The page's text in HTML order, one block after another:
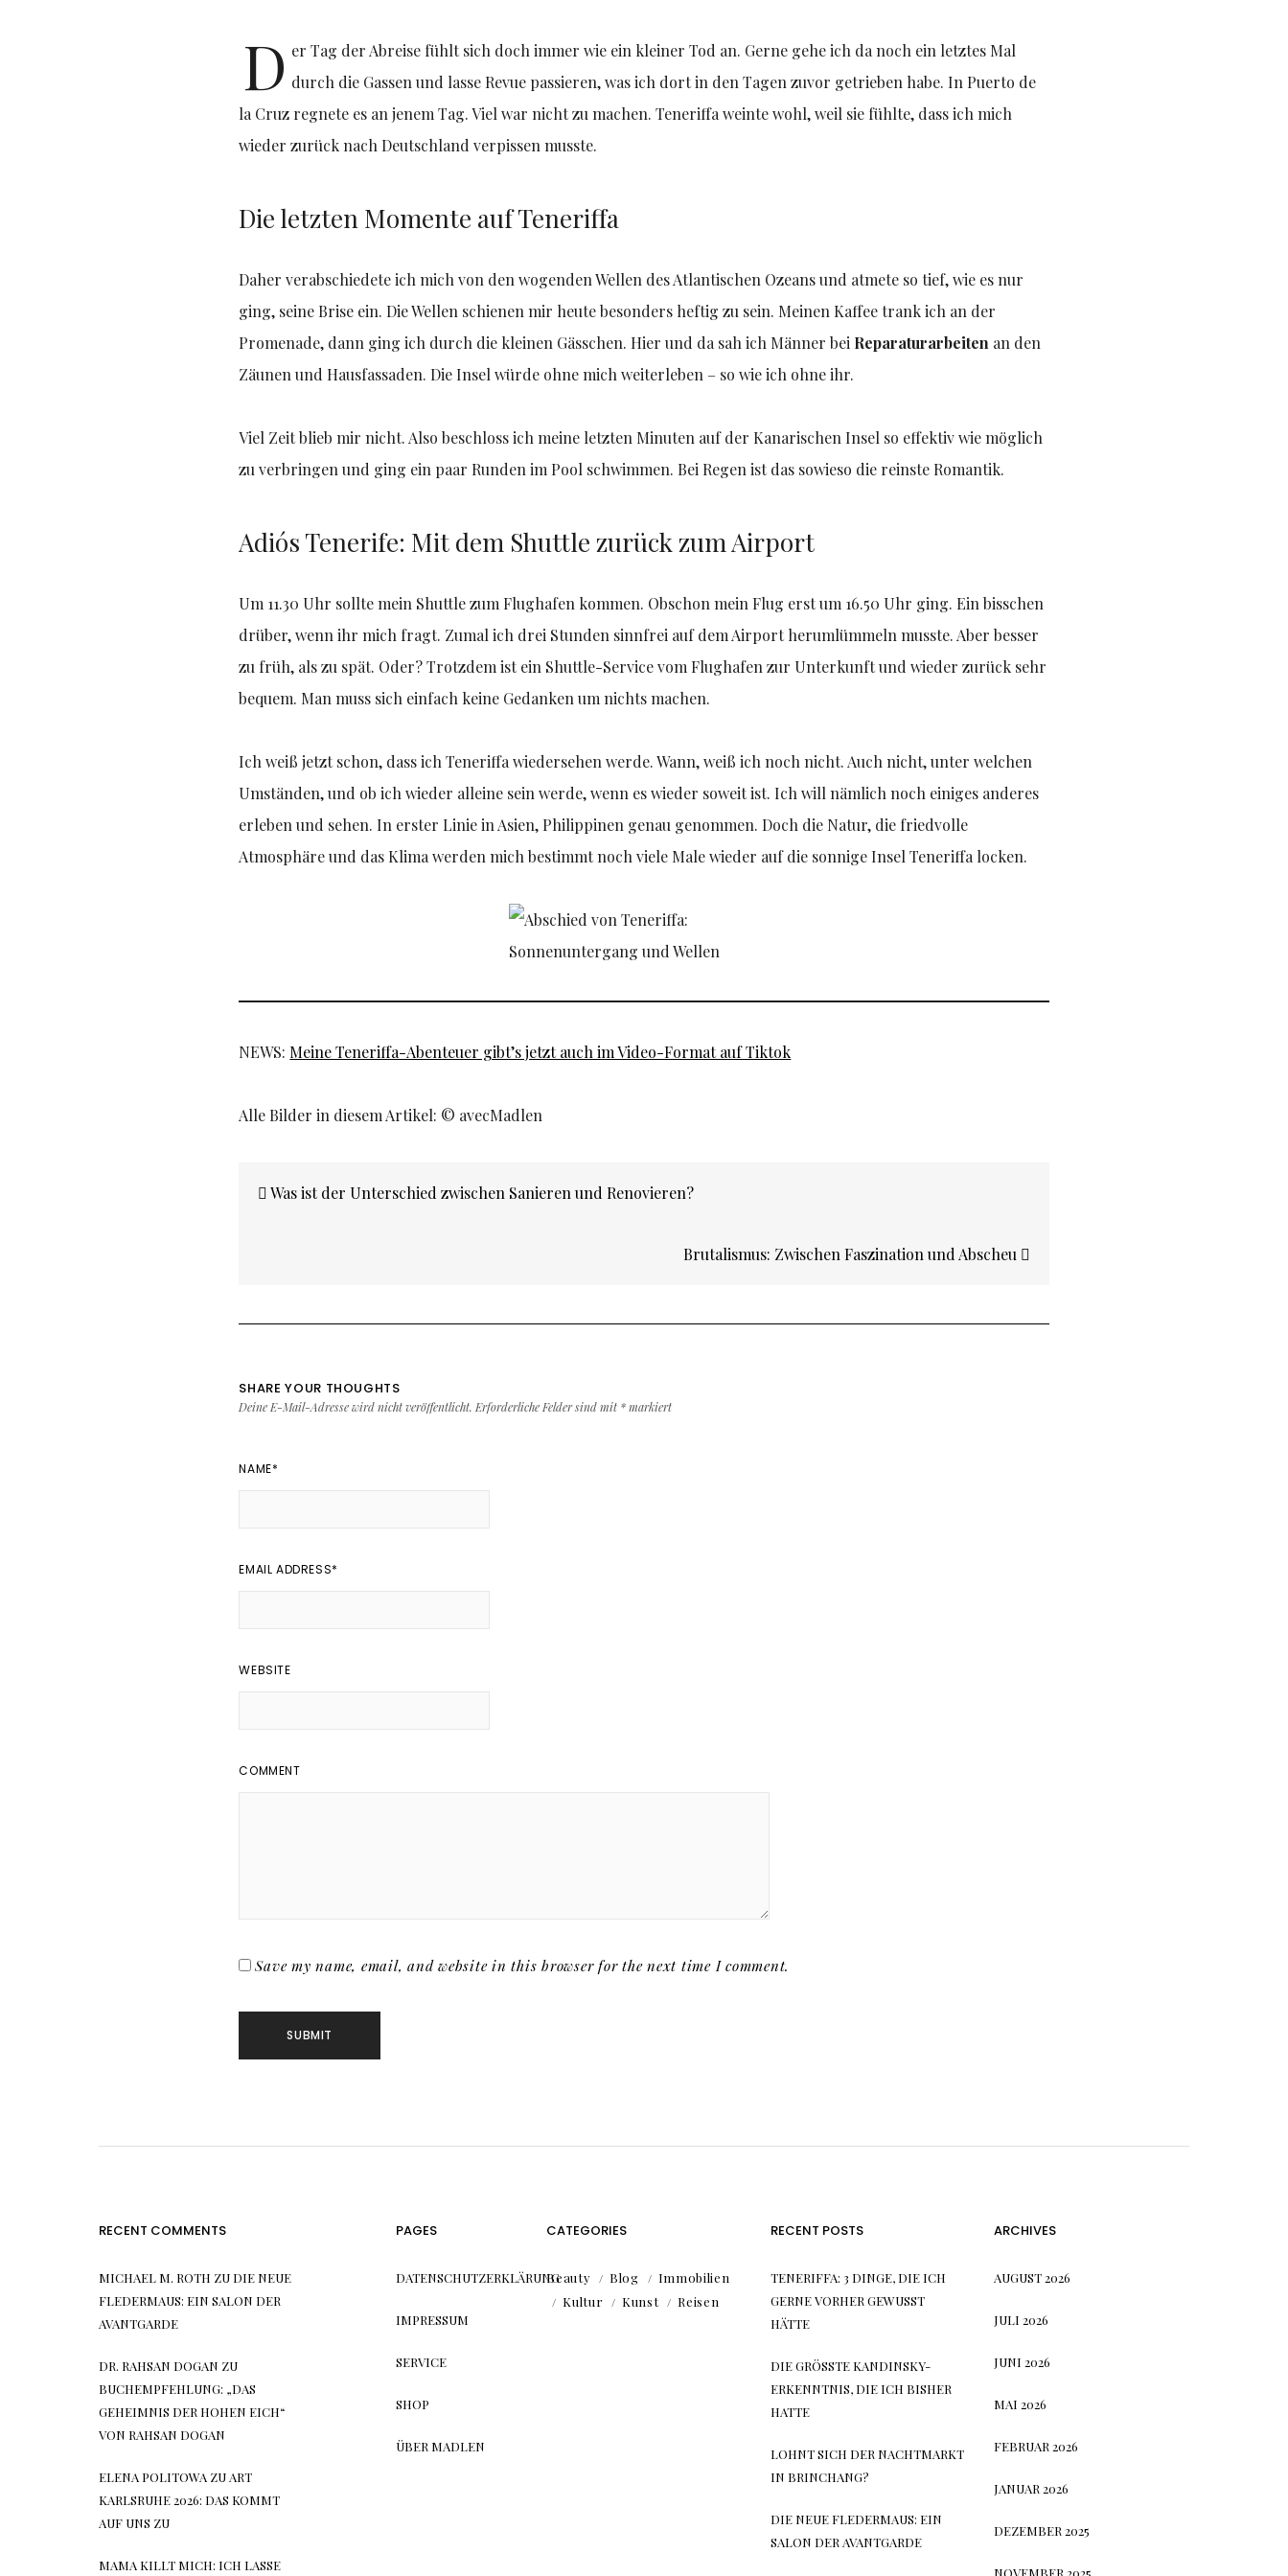
D er Tag der Abreise fühlt sich doch immer wie ein kleiner Tod an. Gerne gehe ich da noch ein letztes Mal
durch die Gassen und lasse Revue passieren, was ich dort in den Tagen zuvor getrieben habe. In Puerto de
la Cruz regnete es an jenem Tag. Viel war nicht zu machen. Teneriffa weinte wohl, weil sie fühlte, dass ich mich
wieder zurück nach Deutschland verpissen musste.
Die letzten Momente auf Teneriffa
Daher verabschiedete ich mich von den wogenden Wellen des Atlantischen Ozeans und atmete so tief, wie es nur
ging, seine Brise ein. Die Wellen schienen mir heute besonders heftig zu sein. Meinen Kaffee trank ich an der
Promenade, dann ging ich durch die kleinen Gässchen. Hier und da sah ich Männer bei Reparaturarbeiten an den
Zäunen und Hausfassaden. Die Insel würde ohne mich weiterleben – so wie ich ohne ihr.
Viel Zeit blieb mir nicht. Also beschloss ich meine letzten Minuten auf der Kanarischen Insel so effektiv wie möglich
zu verbringen und ging ein paar Runden im Pool schwimmen. Bei Regen ist das sowieso die reinste Romantik.
Adiós Tenerife: Mit dem Shuttle zurück zum Airport
Um 11.30 Uhr sollte mein Shuttle zum Flughafen kommen. Obschon mein Flug erst um 16.50 Uhr ging. Ein bisschen
drüber, wenn ihr mich fragt. Zumal ich drei Stunden sinnfrei auf dem Airport herumlümmeln musste. Aber besser
zu früh, als zu spät. Oder? Trotzdem ist ein Shuttle-Service vom Flughafen zur Unterkunft und wieder zurück sehr
bequem. Man muss sich einfach keine Gedanken um nichts machen.
Ich weiß jetzt schon, dass ich Teneriffa wiedersehen werde. Wann, weiß ich noch nicht. Auch nicht, unter welchen
Umständen, und ob ich wieder alleine sein werde, wenn es wieder soweit ist. Ich will nämlich noch einiges anderes
erleben und sehen. In erster Linie in Asien, Philippinen genau genommen. Doch die Natur, die friedvolle
Atmosphäre und das Klima werden mich bestimmt noch viele Male wieder auf die sonnige Insel Teneriffa locken.
NEWS: Meine Teneriffa-Abenteuer gibt’s jetzt auch im Video-Format auf Tiktok
Alle Bilder in diesem Artikel: © avecMadlen
Was ist der Unterschied zwischen Sanieren und Renovieren?
Brutalismus: Zwischen Faszination und Abscheu
SHARE YOUR THOUGHTS
Deine E-Mail-Adresse wird nicht veröffentlicht. Erforderliche Felder sind mit *markiert
NAME*
EMAIL ADDRESS*
WEBSITE
COMMENT
Save my name, email, and website in this browser for the next time I comment.
RECENT COMMENTS
MICHAEL M. ROTH ZU DIE NEUE
FLEDERMAUS: EIN SALON DER
AVANTGARDE
DR. RAHSAN DOGAN ZU
BUCHEMPFEHLUNG: „DAS
GEHEIMNIS DER HOHEN EICH“
VON RAHSAN DOGAN
ELENA POLITOWA ZU ART
KARLSRUHE 2026: DAS KOMMT
AUF UNS ZU
MAMA KILLT MICH: ICH LASSE
PAGES
DATENSCHUTZERKLÄRUNG
IMPRESSUM
SERVICE
SHOP
ÜBER MADLEN
CATEGORIES
Beauty Blog
Immobilien
Kultur
Kunst Reisen
RECENT POSTS
TENERIFFA: 3 DINGE, DIE ICH
GERNE VORHER GEWUSST
HÄTTE
DIE GRÖSSTE KANDINSKY-E
RKENNTNIS, DIE ICH BISHER H
ATTE
LOHNT SICH DER NACHTMARKT
IN BRINCHANG?
DIE NEUE FLEDERMAUS: EIN
SALON DER AVANTGARDE
ARCHIVES
AUGUST 2026
JULI 2026
JUNI 2026
MAI 2026
FEBRUAR 2026
JANUAR 2026
DEZEMBER 2025
NOVEMBER 2025